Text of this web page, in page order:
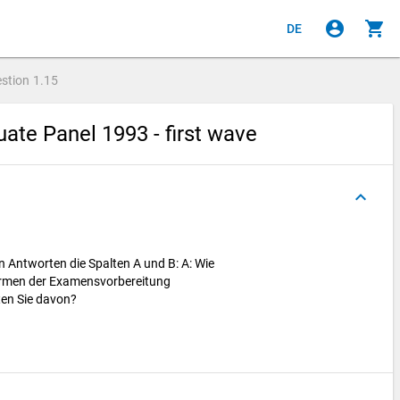
DE account_circle shopping_cart
1.15
Panel 1993 - first wave
keyboard_arrow_up
Antworten die Spalten A und B: A: Wie
der Examensvorbereitung
Sie davon?